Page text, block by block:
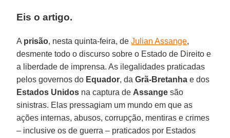
Eis o artigo.
A prisão, nesta quinta-feira, deJulian Assange,
desmente todo o discurso sobre o Estado de Direito e
a liberdade de imprensa. As ilegalidades praticadas
pelos governos do Equador, daGrã-Bretanha e dos
Estados Unidos na captura de Assange são
sinistras. Elas pressagiam um mundo em que as
ações internas, abusos, corrupção, mentiras e crimes
– inclusive os de guerra – praticados por Estados